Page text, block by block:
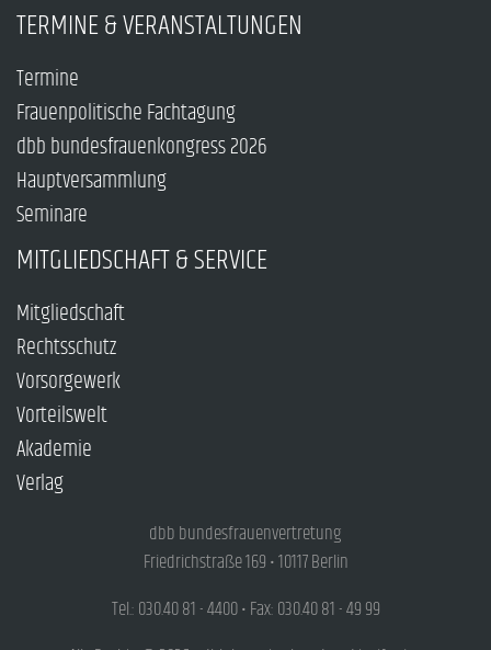
TERMINE & VERANSTALTUNGEN
Termine
Frauenpolitische Fachtagung
dbb bundesfrauenkongress 2026
Hauptversammlung
Seminare
MITGLIEDSCHAFT & SERVICE
Mitgliedschaft
Rechtsschutz
Vorsorgewerk
Vorteilswelt
Akademie
Verlag
dbb bundesfrauenvertretung
Friedrichstraße 169 • 10117 Berlin
Tel.: 030.40 81 - 4400 • Fax: 030.40 81 - 49 99